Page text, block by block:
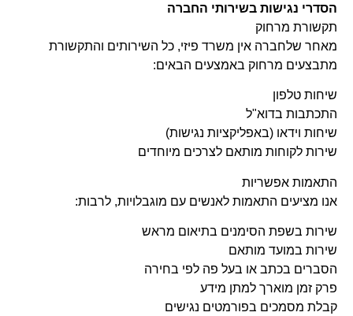
הסדרי נגישות בשירותי החברה
תקשורת מרחוק
מאחר שלחברה אין משרד פיזי, כל השירותים והתקשורת
מתבצעים מרחוק באמצעים הבאים:
שיחות טלפון
התכתבות בדוא"ל
שיחות וידאו (באפליקציות נגישות)
שירות לקוחות מותאם לצרכים מיוחדים
התאמות אפשריות
אנו מציעים התאמות לאנשים עם מוגבלויות, לרבות:
שירות בשפת הסימנים בתיאום מראש
שירות במועד מותאם
הסברים בכתב או בעל פה לפי בחירה
פרק זמן מוארך למתן מידע
קבלת מסמכים בפורמטים נגישים